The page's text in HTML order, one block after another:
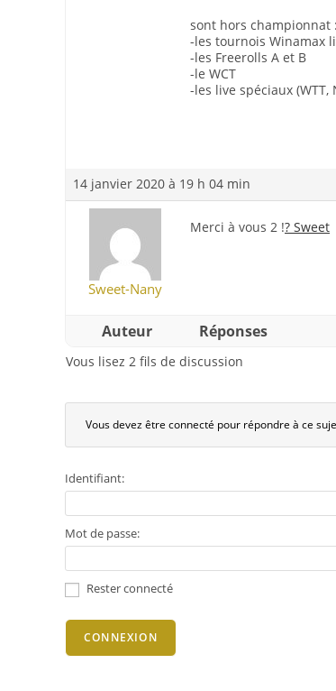
sont hors championnat :
-les tournois Winamax
-les Freerolls A et B
-le WCT
-les live spéciaux (WTT,
14 janvier 2020 à 19 h 04 min
Sweet-Nany
Merci à vous 2 !? Sweet
Auteur Réponses
Vous lisez 2 fils de discussion
Vous devez être connecté pour répondre à ce
Identifiant:
Mot de passe:
Rester connecté
CONNEXION